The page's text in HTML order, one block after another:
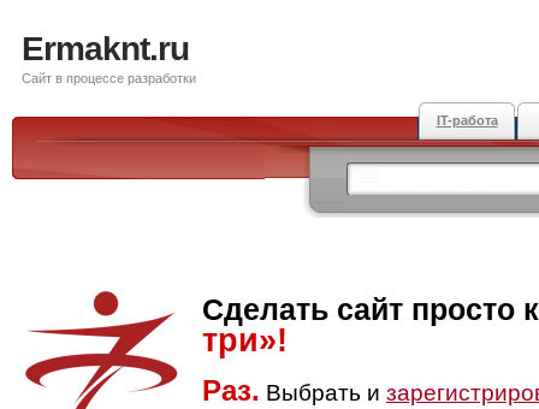
Ermaknt.ru
Сайт в процессе разработки
IT-работа
Сделать сайт просто
три»!
Раз. Выбрать и